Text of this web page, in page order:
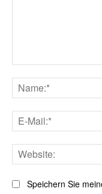
Speichern Sie